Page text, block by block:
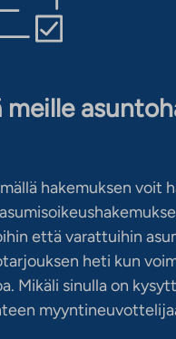
meille
hakemuksen voit
että varattuihin
heti kun
Mikäli sinulla on